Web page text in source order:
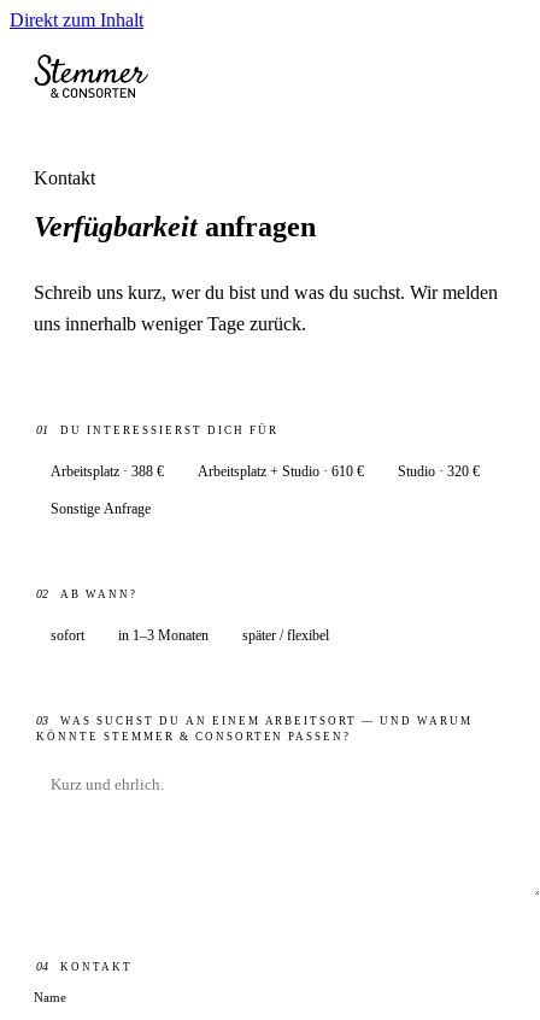
Direkt zum Inhalt
Kontakt
Verfügbarkeitanfragen
Schreib uns kurz, wer du bist und was du suchst. Wir melden
uns innerhalb weniger Tage zurück.
01 DU INTERESSIERST DICH FÜR
Arbeitsplatz · 388 € Arbeitsplatz + Studio · 610 € Studio · 320 €
Sonstige Anfrage
02 AB WANN?
sofort in 1–3 Monaten später / flexibel
03
WAS SUCHST DU AN EINEM ARBEITSORT — UND WARUM
KÖNNTE STEMMER & CONSORTEN PASSEN?
04 KONTAKT
Name